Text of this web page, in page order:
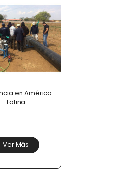
en América
Latina
Ver Más